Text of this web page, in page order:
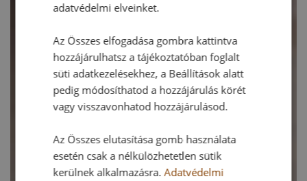
adatvédelmi elveinket.
Az Összes elfogadása gombra kattintva
hozzájárulhatsz a tájékoztatóban foglalt
süti adatkezelésekhez, a Beállítások alatt
pedig módosíthatod a hozzájárulás körét
vagy visszavonhatod hozzájárulásod.
Az Összes elutasítása gomb használata
esetén csak a nélkülözhetetlen sütik
kerülnek alkalmazásra.Adatvédelmi